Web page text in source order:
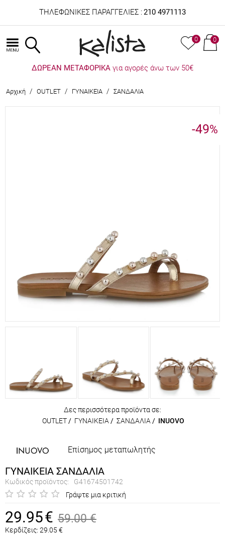
ΤΗΛΕΦΩΝΙΚΕΣ ΠΑΡΑΓΓΕΛΙΕΣ : 210 4971113
0 0
ΔΩΡΕΑΝ ΜΕΤΑΦΟΡΙΚΑ για αγορές άνω των 50€
Αρχική / OUTLET / ΓΥΝΑΙΚΕΙΑ / ΣΑΝΔΑΛΙΑ
-49%
Δες περισσότερα προϊόντα σε:
OUTLET / ΓΥΝΑΙΚΕΙΑ / ΣΑΝΔΑΛΙΑ / INUOVO
Επίσημος μεταπωλητής
ΓΥΝΑΙΚΕΙΑ ΣΑΝΔΑΛΙΑ
Κωδικός προϊόντος:
G41674501742
Γράψτε μια κριτική
29.95€ 59.00 €
Κερδίζεις: 29.05 €